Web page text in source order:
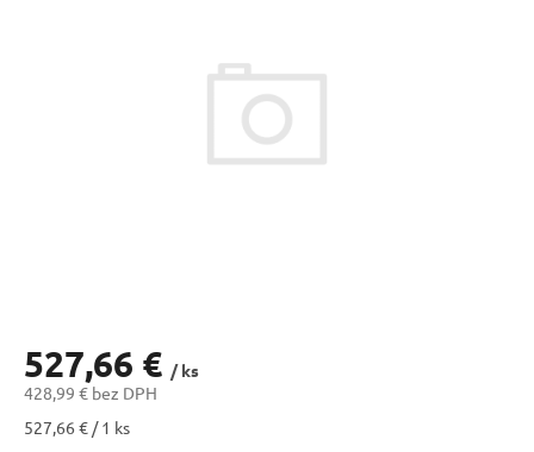
527,66 € / ks
428,99 € bez DPH
Jednotková
527,66 € / 1 ks